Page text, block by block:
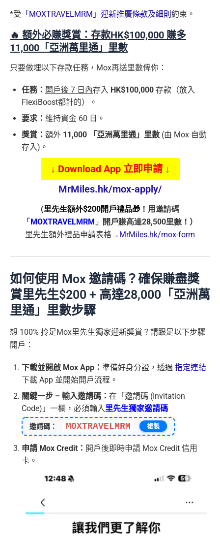
*受 「MOXTRAVELMRM」迎新推廣條款及細則 約束。
🔥 額外必賺獎賞：存款HK$100,000 賺多
11,000「亞洲萬里通」里數
只要做埋以下存款任務，Mox再送里數俾你：
任務： 開戶後 7 日內存入 HK$100,000 存款（放入
FlexiBoost都計的）。
要求： 維持資金 60 日。
獎賞： 額外 11,000 「亞洲萬里通」里數 (由 Mox 自動
存入)。
↓ Download App 立即申請 ↓
MrMiles.hk/mox-apply/
(里先生額外$200開戶禮品🎁 ！用邀請碼
「MOXTRAVELMRM 」開戶賺高達28,500里數！ ）
里先生額外禮品申請表格→ MrMiles.hk/mox-form
如何使用 Mox 邀請碼？確保賺盡獎
賞里先生$200 + 高達28,000「亞洲萬
里通」里數步驟
想 100% 拎足Mox里先生獨家迎新獎賞？請跟足以下步驟
開戶：
下載並開啟 Mox App： 準備好身分證，透過 指定連結
下載 App 並開始開戶流程。
關鍵一步 – 輸入邀請碼： 在「邀請碼 (Invitation
Code)」一欄，必須輸入 里先生獨家邀請碼
邀請碼： MOXTRAVELMRM 複製
申請 Mox Credit： 開戶後即時申請 Mox Credit 信用
卡。